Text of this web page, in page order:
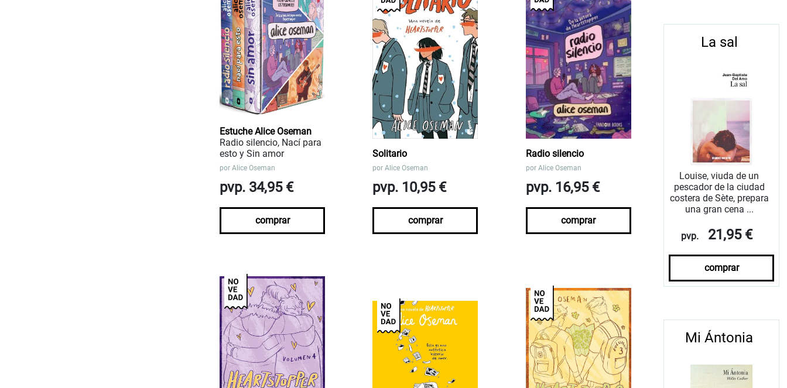
Estuche Alice Oseman
Radio silencio, Nací para
esto y Sin amor
por Alice Oseman
pvp. 34,95 €
comprar
Solitario
porAlice Oseman
pvp. 10,95 €
comprar
Radio silencio
por Alice Oseman
pvp. 16,95 €
comprar
La sal
Louise, viuda de un
pescador de la ciudad
costera de Sète, prepara
una gran cena ...
pvp. 21,95 €
comprar
Mi Ántonia